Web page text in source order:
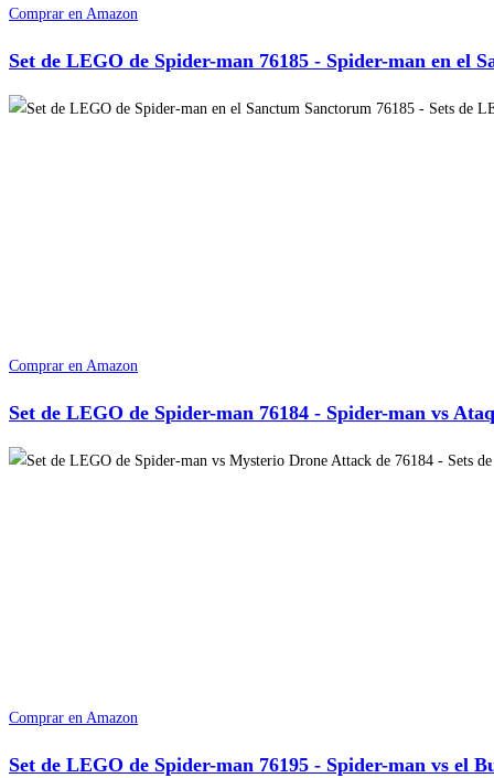
Comprar en Amazon
Set de LEGO de Spider-man 76185 - Spider-man en el
Comprar en Amazon
Set de LEGO de Spider-man 76184 - Spider-man vs
Comprar en Amazon
Set de LEGO de Spider-man 76195 - Spider-man vs el